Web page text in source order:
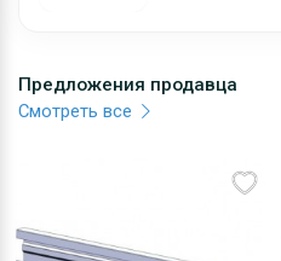
Предложения продавца
Смотреть все